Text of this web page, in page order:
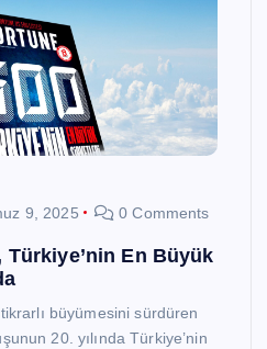
9, 2025 0 Comments
En Büyük
büyümesini sürdüren
20. yılında Türkiye’nin